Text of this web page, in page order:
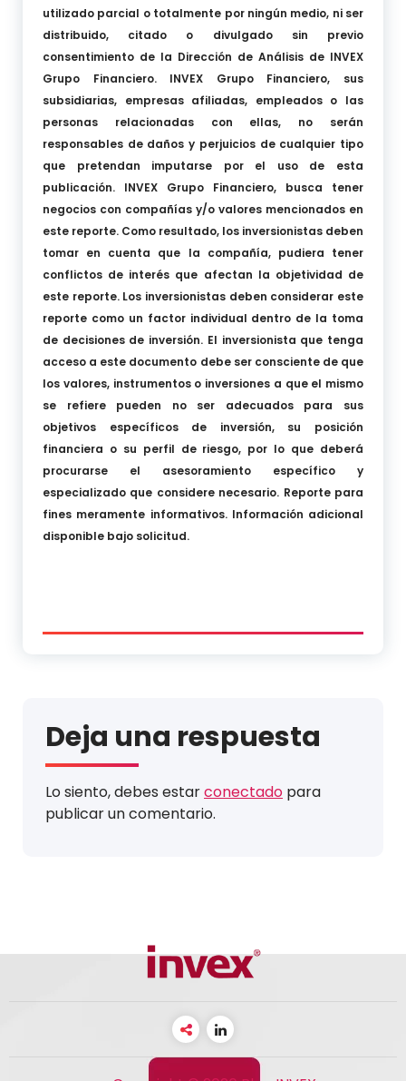
utilizado parcial o totalmente por ningún medio, ni ser
distribuido, citado o divulgado sin previo
consentimiento de la Dirección de Análisis de INVEX
Grupo Financiero. INVEX Grupo Financiero, sus
subsidiarias, empresas afiliadas, empleados o las
personas relacionadas con ellas, no serán
responsables de daños y perjuicios de cualquier tipo
que pretendan imputarse por el uso de esta
publicación. INVEX Grupo Financiero, busca tener
negocios con compañías y/o valores mencionados en
este reporte. Como resultado, los inversionistas deben
tomar en cuenta que la compañía, pudiera tener
conflictos de interés que afectan la objetividad de
este reporte. Los inversionistas deben considerar este
reporte como un factor individual dentro de la toma
de decisiones de inversión. El inversionista que tenga
acceso a este documento debe ser consciente de que
los valores, instrumentos o inversiones a que el mismo
se refiere pueden no ser adecuados para sus
objetivos específicos de inversión, su posición
financiera o su perfil de riesgo, por lo que deberá
procurarse el asesoramiento específico y
especializado que considere necesario. Reporte para
fines meramente informativos. Información adicional
disponible bajo solicitud.
Deja una respuesta
Lo siento, debes estarconectado para
publicar un comentario.